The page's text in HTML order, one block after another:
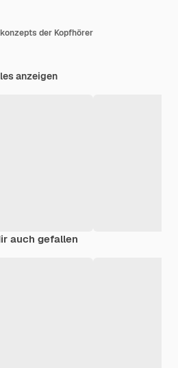
der Kopfhörer
anzeigen
auch gefallen